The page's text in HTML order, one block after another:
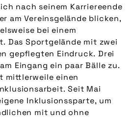
nach seinem Karriereende
am Vereinsgelände blicken,
bei einem
Das Sportgelände mit zwei
gepflegten Eindruck. Drei
Eingang ein paar Bälle zu.
mittlerweile einen
Seit Mai
Inklusionssparte, um
mit und ohne